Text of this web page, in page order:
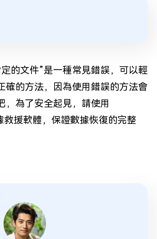
的文件”是一種常見錯誤，可以輕
確的方法，因為使用錯誤的方法會
，為了安全起見，請使用
救援軟體，保證數據恢復的完整